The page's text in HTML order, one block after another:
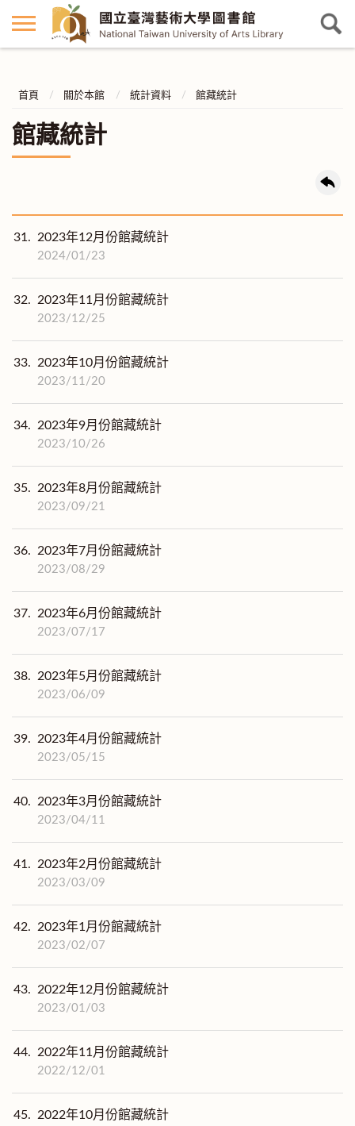
首頁 關於本館 統計資料 館藏統計
館藏統計
31. 2023年12月份館藏統計
2024/01/23
32. 2023年11月份館藏統計
2023/12/25
33. 2023年10月份館藏統計
2023/11/20
34. 2023年9月份館藏統計
2023/10/26
35. 2023年8月份館藏統計
2023/09/21
36. 2023年7月份館藏統計
2023/08/29
37. 2023年6月份館藏統計
2023/07/17
38. 2023年5月份館藏統計
2023/06/09
39. 2023年4月份館藏統計
2023/05/15
40. 2023年3月份館藏統計
2023/04/11
41. 2023年2月份館藏統計
2023/03/09
42. 2023年1月份館藏統計
2023/02/07
43. 2022年12月份館藏統計
2023/01/03
44. 2022年11月份館藏統計
2022/12/01
45. 2022年10月份館藏統計